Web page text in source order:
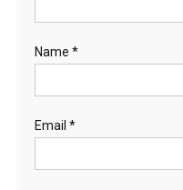
Name *
Email *